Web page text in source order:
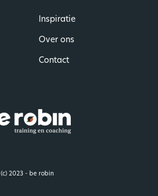
Inspiratie
Over ons
Contact
(c) 2023 - be robin